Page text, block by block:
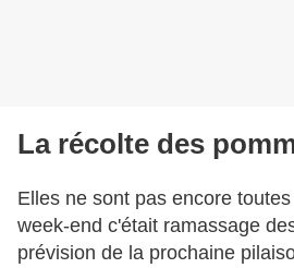
La récolte des
Elles ne sont pas encore
week-end c'était ramassage
prévision de la prochaine